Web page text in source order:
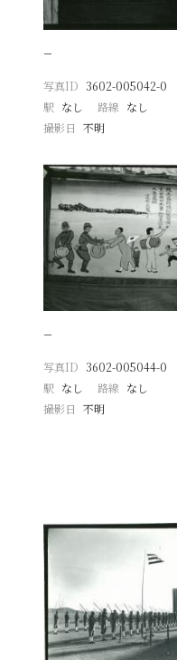
−
写真ID 3602-005042-0
駅 なし 路線 なし
撮影日
不明
−
写真ID 3602-005044-0
駅 なし 路線 なし
撮影日
不明